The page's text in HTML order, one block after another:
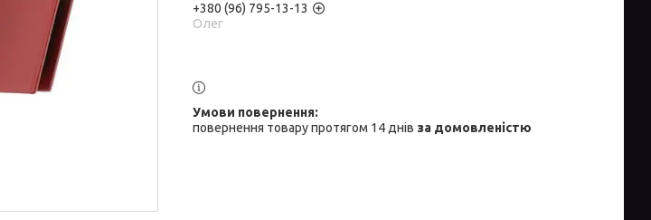
+380 (96) 795-13-13
Олег
повернення товару протягом 14 днів за домовленістю